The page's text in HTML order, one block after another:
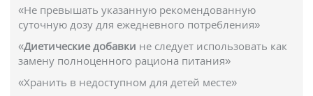
«Не превышать указанную рекомендованную
суточную дозу для ежедневного потребления»
«Диетические добавки не следует использовать как
замену полноценного рациона питания»
«Хранить в недоступном для детей месте»